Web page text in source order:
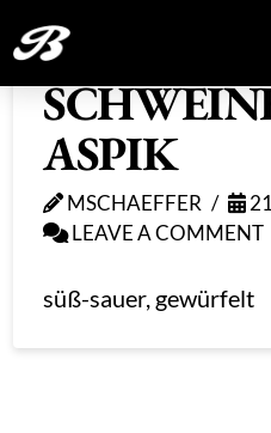
ASPIK
MSCHAEFFER
LEAVE A COMMENT
süß-sauer, gewürfelt